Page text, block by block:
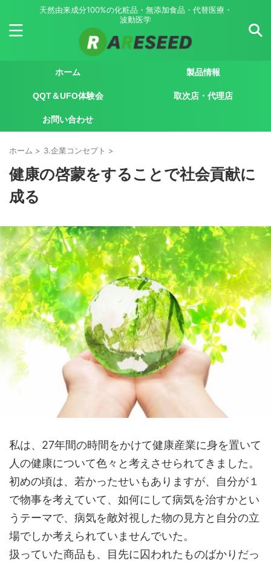
天然由来成分100%の化粧品・無添加食品・代替医療・
波動医学
ホーム 製品情報
QQT＆UFO体験会 取次店・代理店
お問い合わせ
ホーム > 3.企業コンセプト >
健康の啓蒙をすることで社会貢献に
成る
私は、27年間の時間をかけて健康産業に身を置いて
人の健康について色々と考えさせられてきました。
初めの頃は、若かったせいもありますが、自分が１
で物事を考えていて、如何にして病気を治すかとい
うテーマで、病気を敵対視した物の見方と自分の立
場でしか考えられていませんでいた。
扱っていた商品も、目先に囚われたものばかりだっ